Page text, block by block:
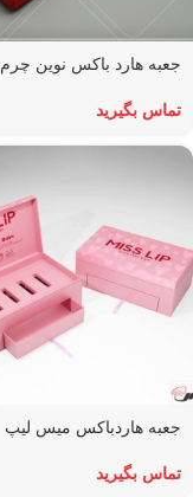
جعبه هارد باکس نوین چرم
تماس بگیرید
جعبه هاردباکس میس لیپ
تماس بگیرید